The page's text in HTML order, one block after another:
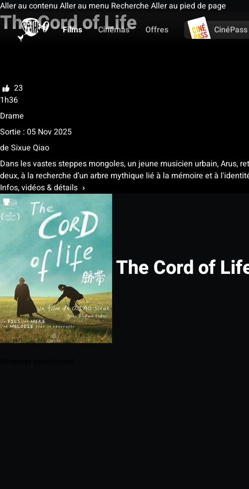
Aller au contenu Aller au menu Recherche Aller au pied de page
Films
Cinémas Offres CinéPass
The Cord of Life
23
1h36
Drame
Sortie : 05 Nov 2025
de Sixue Qiao
Dans les vastes steppes mongoles, un jeune musicien urbain, Arus,
deux, à la recherche d’un arbre mythique lié à la mémoire et à
Infos, vidéos & détails
The Cord of